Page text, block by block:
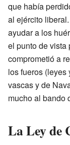
que había
al ejército
ayudar a los
el punto de vista
comprometió a
los fueros
vascas y de
mucho al bando
La Ley de